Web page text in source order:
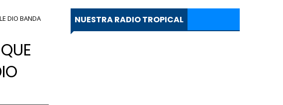
DIO BANDA
NUESTRA RADIO TROPICAL